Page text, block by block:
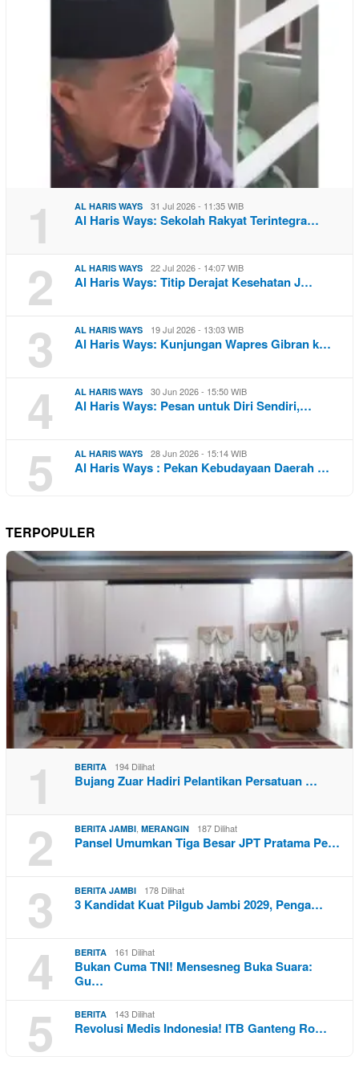
1 AL HARIS WAYS 31 Jul 2026 - 11:35 WIB
Al Haris Ways: Sekolah Rakyat Terintegra…
2 AL HARIS WAYS 22 Jul 2026 - 14:07 WIB
Al Haris Ways: Titip Derajat Kesehatan J…
3 AL HARIS WAYS 19 Jul 2026 - 13:03 WIB
Al Haris Ways: Kunjungan Wapres Gibran k…
4 AL HARIS WAYS 30 Jun 2026 - 15:50 WIB
Al Haris Ways: Pesan untuk Diri Sendiri,…
5 AL HARIS WAYS 28 Jun 2026 - 15:14 WIB
Al Haris Ways : Pekan Kebudayaan Daerah …
TERPOPULER
1 BERITA 194 Dilihat
Bujang Zuar Hadiri Pelantikan Persatuan …
2 BERITA JAMBI, MERANGIN 187 Dilihat
Pansel Umumkan Tiga Besar JPT Pratama Pe…
3 BERITA JAMBI 178 Dilihat
3 Kandidat Kuat Pilgub Jambi 2029, Penga…
4 BERITA 161 Dilihat
Bukan Cuma TNI! Mensesneg Buka Suara:
Gu…
5 BERITA 143 Dilihat
Revolusi Medis Indonesia! ITB Ganteng Ro…